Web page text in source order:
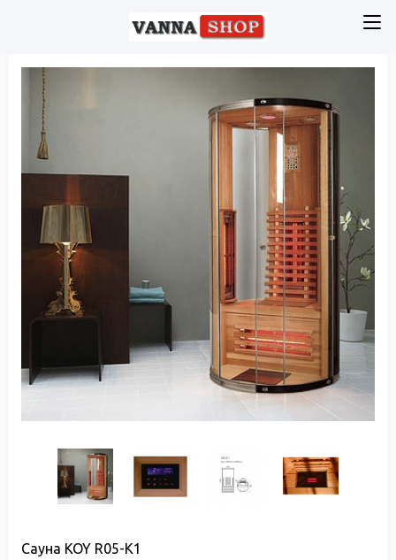
Сауна KOY R05-K1